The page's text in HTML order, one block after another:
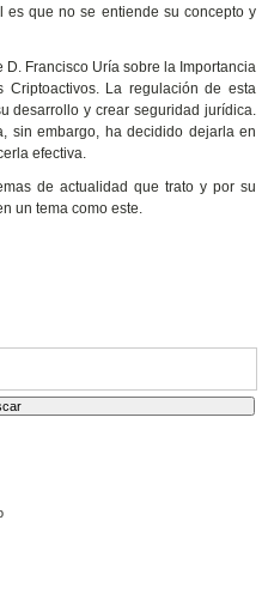
es que no se entiende su concepto y
Francisco Uría sobre la Importancia
La regulación de esta
desarrollo y crear seguridad jurídica.
sin embargo, ha decidido dejarla en
efectiva.
de actualidad que trato y por su
un tema como este.